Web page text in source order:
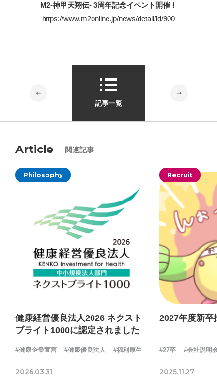
M2-神甲天翔伝- 3周年記念イベント開催！
https://www.m2online.jp/news/detail/id/900
記事一覧
Article 関連記事
Philosophy
健康経営優良法人2026 ネクスト
ブライト1000に認定されました
#健康企業宣言 #健康優良法人 #福利厚生
2026.03.31
Recruit
2027年度新卒
#27卒 #会社説明
2025.11.27